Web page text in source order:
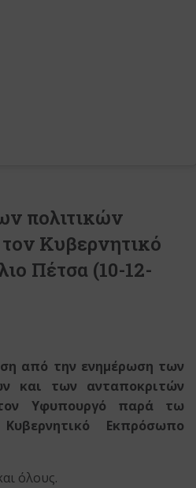
πολιτικών
Κυβερνητικό
Πέτσα (10-12-
από την ενημέρωση των
και των ανταποκριτών
Υφυπουργό παρά τω
Εκπρόσωπο
όλους.